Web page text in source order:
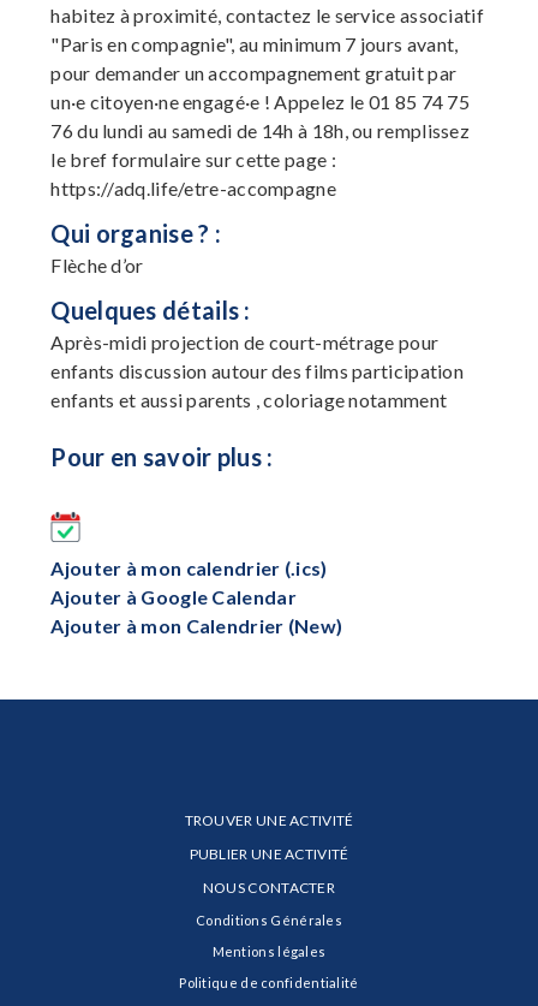
habitez à proximité, contactez le service associatif
"Paris en compagnie", au minimum 7 jours avant,
pour demander un accompagnement gratuit par
un·e citoyen·ne engagé·e ! Appelez le 01 85 74 75
76 du lundi au samedi de 14h à 18h, ou remplissez
le bref formulaire sur cette page :
https://adq.life/etre-accompagne
Qui organise ? :
Flèche d’or
Quelques détails :
Après-midi projection de court-métrage pour
enfants discussion autour des films participation
enfants et aussi parents , coloriage notamment
Pour en savoir plus :
Ajouter à mon calendrier (.ics)
Ajouter à Google Calendar
Ajouter à mon Calendrier (New)
TROUVER UNE ACTIVITÉ
PUBLIER UNE ACTIVITÉ
NOUS CONTACTER
Conditions Générales
Mentions légales
Politique de confidentialité